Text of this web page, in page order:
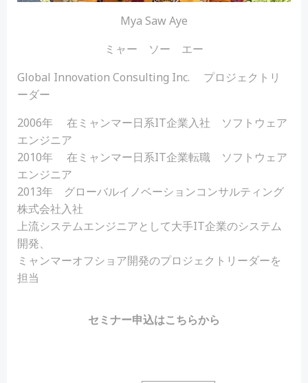
Mya Saw Aye
ミャー ソー エー
Global Innovation Consulting Inc. プロジェクトリ
ーダー
2006年 在ミャンマー日系IT企業入社 ソフトウェア
エンジニア
2010年 在ミャンマー日系IT企業転職 ソフトウェア
エンジニア
2013年 グローバルイノベーションコンサルティング
株式会社入社
上流システムエンジニアとして大手IT企業のシステム
開発、
ミャンマーオフショア開発のプロジェクトリーダーを
担当
セミナー申込はこちらから